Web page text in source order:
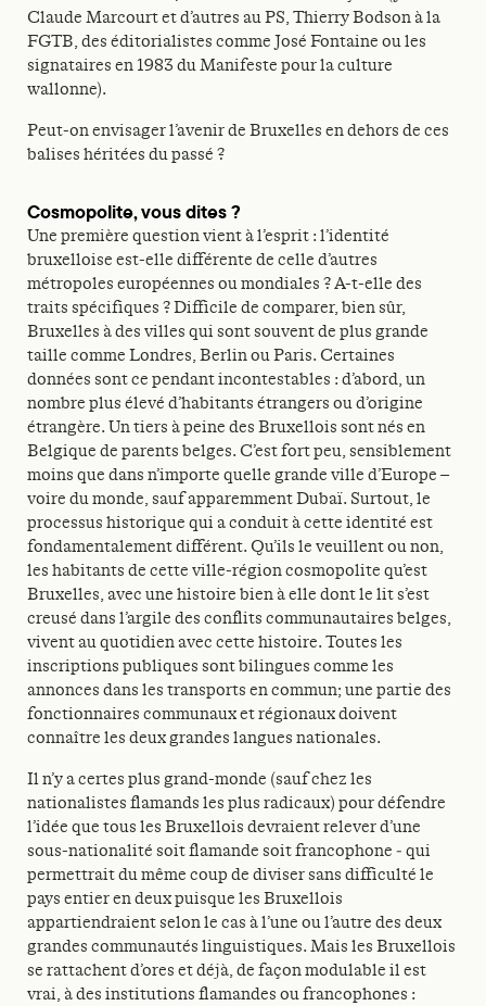
Claude Marcourt et d’autres au PS, Thierry Bodson à la
FGTB, des éditorialistes comme José Fontaine ou les
signataires en 1983 du Manifeste pour la culture
wallonne).
Peut-on envisager l’avenir de Bruxelles en dehors de ces
balises héritées du passé ?
Cosmopolite, vous dites ?
Une première question vient à l’esprit : l’identité
bruxelloise est-elle différente de celle d’autres
métropoles européennes ou mondiales ? A-t-elle des
traits spécifiques ? Difficile de comparer, bien sûr,
Bruxelles à des villes qui sont souvent de plus grande
taille comme Londres, Berlin ou Paris. Certaines
données sont ce pendant incontestables : d’abord, un
nombre plus élevé d’habitants étrangers ou d’origine
étrangère. Un tiers à peine des Bruxellois sont nés en
Belgique de parents belges. C’est fort peu, sensiblement
moins que dans n’importe quelle grande ville d’Europe –
voire du monde, sauf apparemment Dubaï. Surtout, le
processus historique qui a conduit à cette identité est
fondamentalement différent. Qu’ils le veuillent ou non,
les habitants de cette ville-région cosmopolite qu’est
Bruxelles, avec une histoire bien à elle dont le lit s’est
creusé dans l’argile des conflits communautaires belges,
vivent au quotidien avec cette histoire. Toutes les
inscriptions publiques sont bilingues comme les
annonces dans les transports en commun; une partie des
fonctionnaires communaux et régionaux doivent
connaître les deux grandes langues nationales.
Il n’y a certes plus grand-monde (sauf chez les
nationalistes flamands les plus radicaux) pour défendre
l’idée que tous les Bruxellois devraient relever d’une
sous-nationalité soit flamande soit francophone ‒ qui
permettrait du même coup de diviser sans difficulté le
pays entier en deux puisque les Bruxellois
appartiendraient selon le cas à l’une ou l’autre des deux
grandes communautés linguistiques. Mais les Bruxellois
se rattachent d’ores et déjà, de façon modulable il est
vrai, à des institutions flamandes ou francophones :